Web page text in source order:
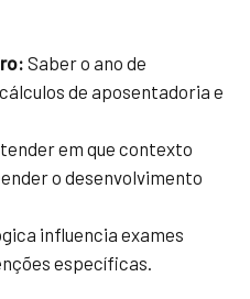
Saber o ano de
de aposentadoria e
em que contexto
o desenvolvimento
influencia exames
específicas.